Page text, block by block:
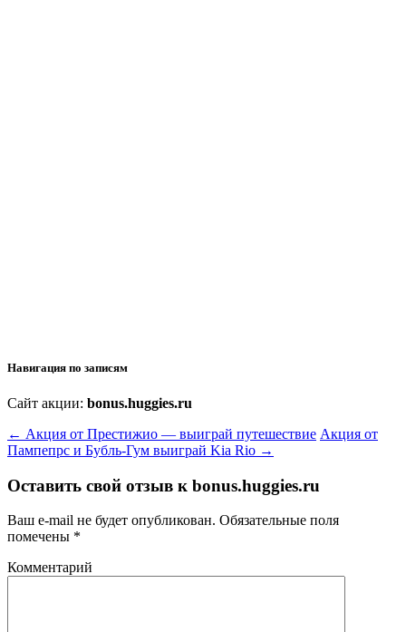
Навигация по записям
Сайт акции: bonus.huggies.ru
← Акция от Престижио — выиграй путешествие Акция от
Пампепрс и Бубль-Гум выиграй Kia Rio →
Оставить свой отзыв к bonus.huggies.ru
Ваш e-mail не будет опубликован. Обязательные поля
помечены *
Комментарий